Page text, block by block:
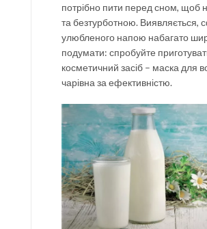
потрібно пити перед сном, щоб
та безтурботною. Виявляється,
улюбленого напою набагато
подумати: спробуйте
косметичний засіб – маска для
чарівна за ефективністю.